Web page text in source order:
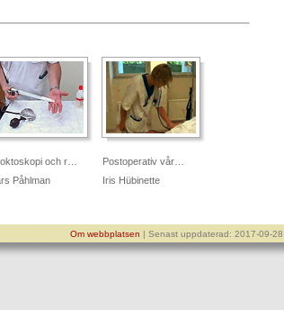
och r…
Påhlman
Postoperativ vår…
Iris Hübinette
Om webbplatsen | Senast uppdaterad: 2017-09-28